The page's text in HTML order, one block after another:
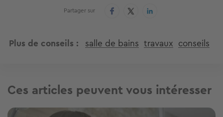
Partager sur
Plus de conseils salle de bains travaux conseils
Ces articles peuvent vous intéresser
Image